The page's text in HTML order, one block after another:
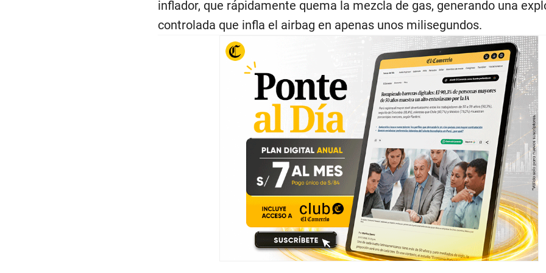
inflador, que rápidamente quema la mezcla de gas, generando una
controlada que infla el airbag en apenas unos milisegundos.